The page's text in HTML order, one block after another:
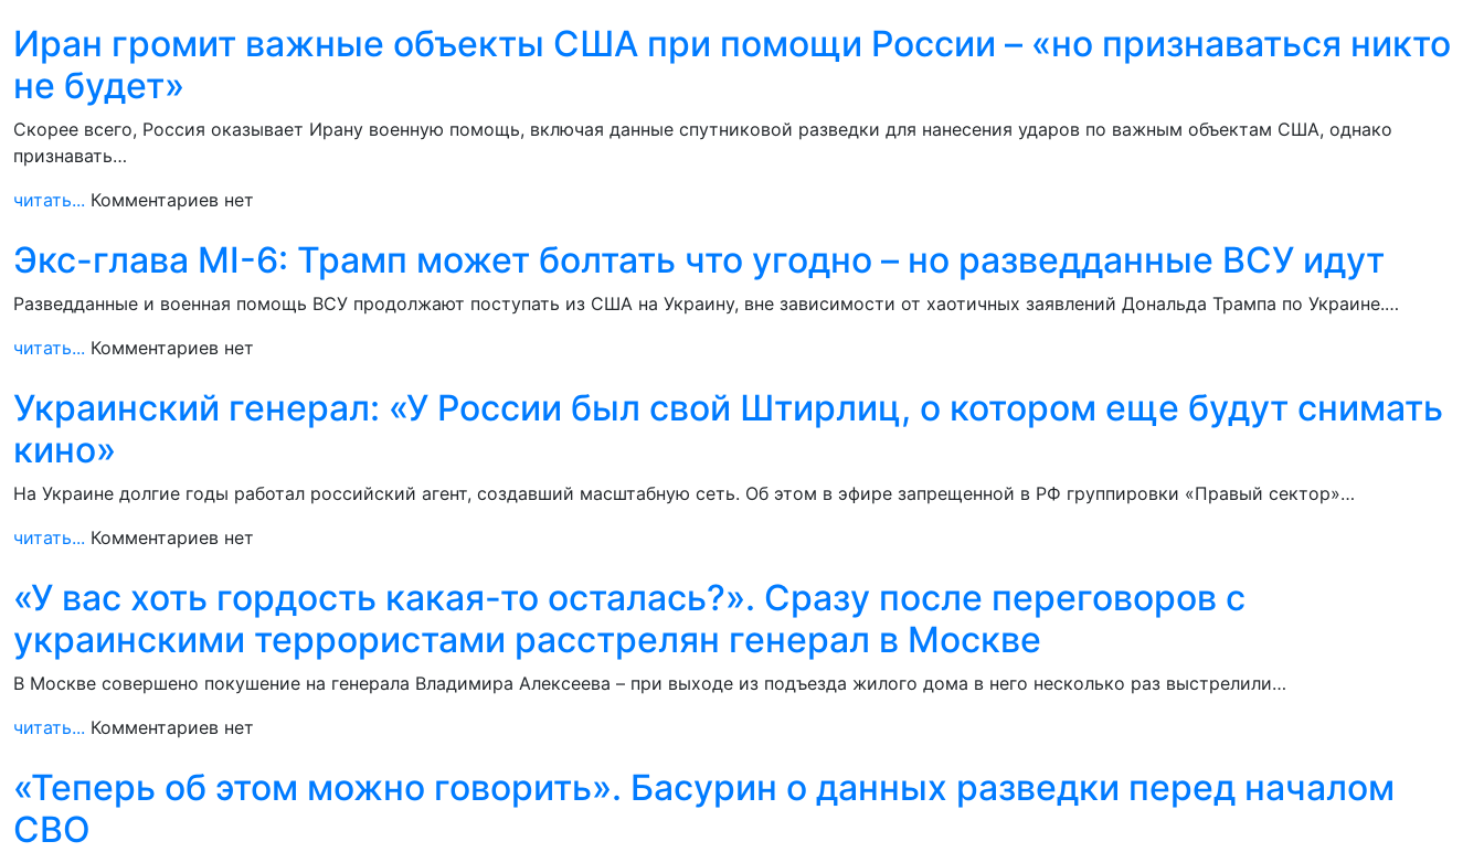
Иран громит важные объекты США при помощи России – «но признаваться никто
не будет»
Скорее всего, Россия оказывает Ирану военную помощь, включая данные спутниковой разведки для нанесения ударов по важным объектам США, однако
признавать…
читать... Комментариев нет
Экс-глава MI-6: Трамп может болтать что угодно – но разведданные ВСУ идут
Разведданные и военная помощь ВСУ продолжают поступать из США на Украину, вне зависимости от хаотичных заявлений Дональда Трампа по Украине.…
читать... Комментариев нет
Украинский генерал: «У России был свой Штирлиц, о котором еще будут снимать
кино»
На Украине долгие годы работал российский агент, создавший масштабную сеть. Об этом в эфире запрещенной в РФ группировки «Правый сектор»…
читать... Комментариев нет
«У вас хоть гордость какая-то осталась?». Сразу после переговоров с
украинскими террористами расстрелян генерал в Москве
В Москве совершено покушение на генерала Владимира Алексеева – при выходе из подъезда жилого дома в него несколько раз выстрелили…
читать... Комментариев нет
«Теперь об этом можно говорить». Басурин о данных разведки перед началом
СВО